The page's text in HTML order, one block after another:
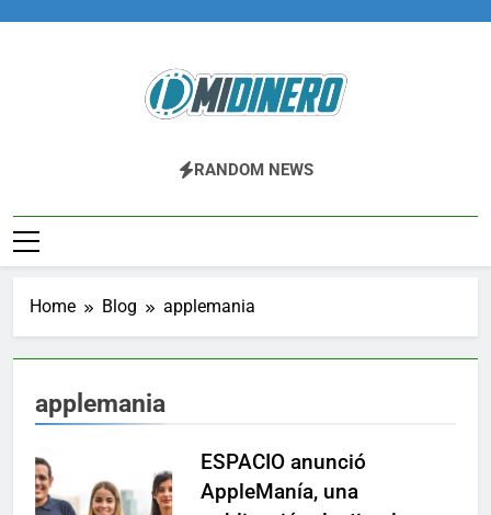
Midinero.co
Fintech, Criptomonedas
RANDOM NEWS
Home Blog applemania
applemania
ESPACIO anunció
AppleManía, una